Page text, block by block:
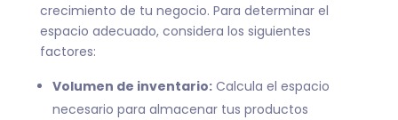
crecimiento de tu negocio. Para determinar el
espacio adecuado, considera los siguientes
factores:
Volumen de inventario:Calcula el espacio
necesario para almacenar tus productos